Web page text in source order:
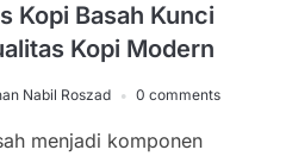
Kopi Basah Kunci
Kopi Modern
Nabil Roszad 0 comments
menjadi komponen